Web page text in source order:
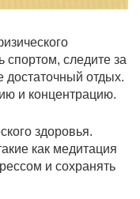
спортом, следите за
достаточный отдых.
и концентрацию.
здоровья.
как медитация
и сохранять